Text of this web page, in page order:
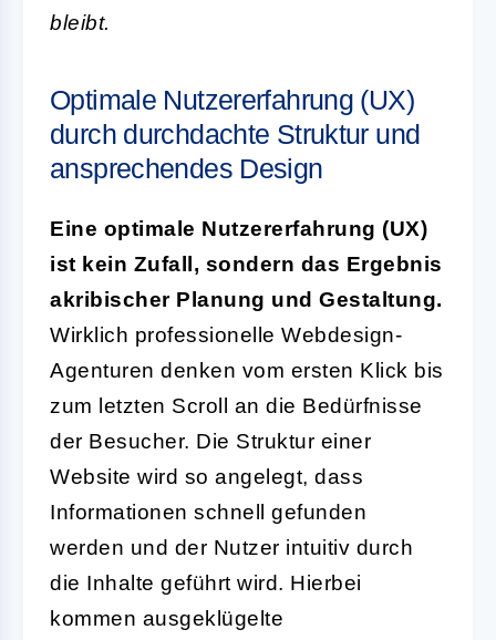
bleibt.
Optimale Nutzererfahrung (UX)
durch durchdachte Struktur und
ansprechendes Design
Eine optimale Nutzererfahrung (UX)
ist kein Zufall, sondern das Ergebnis
akribischer Planung und Gestaltung.
Wirklich professionelle Webdesign-
Agenturen denken vom ersten Klick bis
zum letzten Scroll an die Bedürfnisse
der Besucher. Die Struktur einer
Website wird so angelegt, dass
Informationen schnell gefunden
werden und der Nutzer intuitiv durch
die Inhalte geführt wird. Hierbei
kommen ausgeklügelte